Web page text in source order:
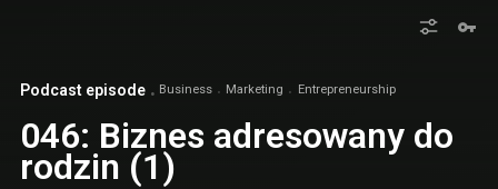
Podcast episode Business Marketing Entrepreneurship
046: Biznes adresowany do
rodzin (1)